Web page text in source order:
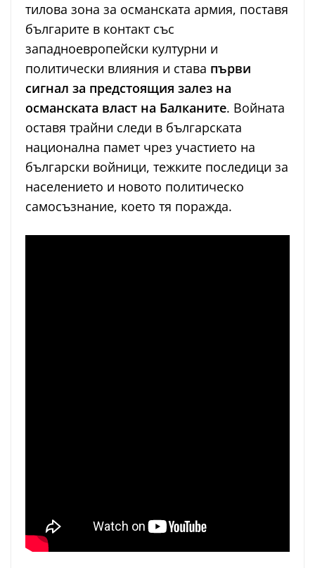
тилова зона за османската армия, поставя
българите в контакт със
западноевропейски културни и
политически влияния и става първи
сигнал за предстоящия залез на
османската власт на Балканите. Войната
оставя трайни следи в българската
национална памет чрез участието на
български войници, тежките последици за
населението и новото политическо
самосъзнание, което тя поражда.